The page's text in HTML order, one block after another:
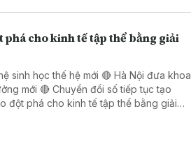
phá cho kinh tế tập thể bằng giải
sinh học thế hệ mới 🔴 Hà Nội đưa khoa
mới 🔴 Chuyển đổi số tiếp tục tạo